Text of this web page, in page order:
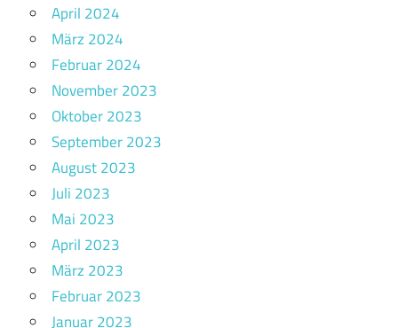
April 2024
März 2024
Februar 2024
November 2023
Oktober 2023
September 2023
August 2023
Juli 2023
Mai 2023
April 2023
März 2023
Februar 2023
Januar 2023